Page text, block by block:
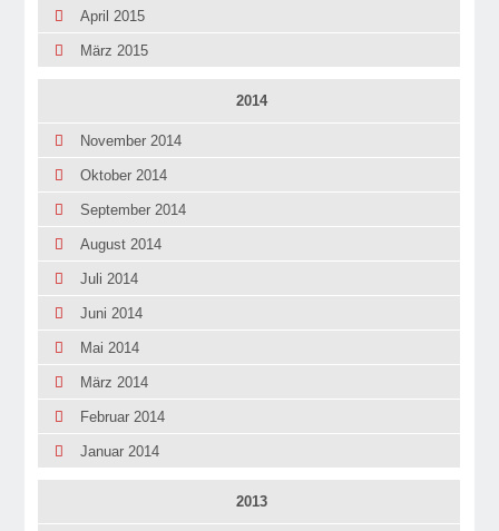
April 2015
März 2015
2014
November 2014
Oktober 2014
September 2014
August 2014
Juli 2014
Juni 2014
Mai 2014
März 2014
Februar 2014
Januar 2014
2013